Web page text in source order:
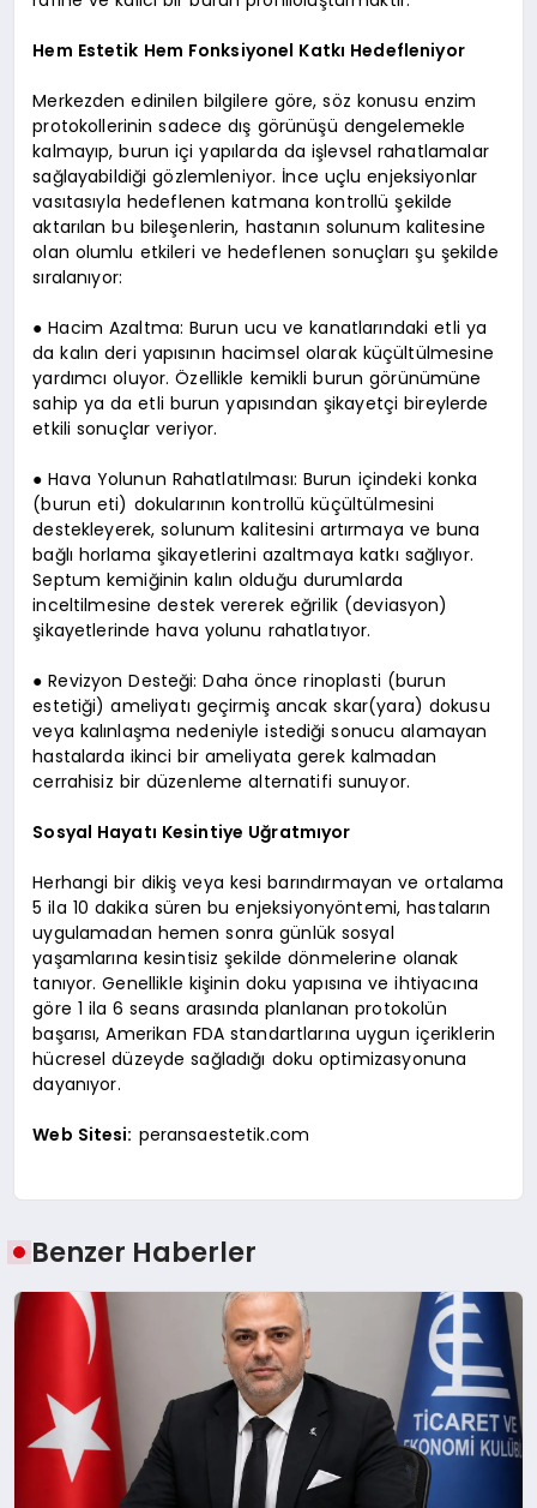
Hem Estetik Hem Fonksiyonel Katkı Hedefleniyor
Merkezden edinilen bilgilere göre, söz konusu enzim
protokollerinin sadece dış görünüşü dengelemekle
kalmayıp, burun içi yapılarda da işlevsel rahatlamalar
sağlayabildiği gözlemleniyor. İnce uçlu enjeksiyonlar
vasıtasıyla hedeflenen katmana kontrollü şekilde
aktarılan bu bileşenlerin, hastanın solunum kalitesine
olan olumlu etkileri ve hedeflenen sonuçları şu şekilde
sıralanıyor:
● Hacim Azaltma: Burun ucu ve kanatlarındaki etli ya
da kalın deri yapısının hacimsel olarak küçültülmesine
yardımcı oluyor. Özellikle kemikli burun görünümüne
sahip ya da etli burun yapısından şikayetçi bireylerde
etkili sonuçlar veriyor.
● Hava Yolunun Rahatlatılması: Burun içindeki konka
(burun eti) dokularının kontrollü küçültülmesini
destekleyerek, solunum kalitesini artırmaya ve buna
bağlı horlama şikayetlerini azaltmaya katkı sağlıyor.
Septum kemiğinin kalın olduğu durumlarda
inceltilmesine destek vererek eğrilik (deviasyon)
şikayetlerinde hava yolunu rahatlatıyor.
● Revizyon Desteği: Daha önce rinoplasti (burun
estetiği) ameliyatı geçirmiş ancak skar(yara) dokusu
veya kalınlaşma nedeniyle istediği sonucu alamayan
hastalarda ikinci bir ameliyata gerek kalmadan
cerrahisiz bir düzenleme alternatifi sunuyor.
Sosyal Hayatı Kesintiye Uğratmıyor
Herhangi bir dikiş veya kesi barındırmayan ve ortalama
5 ila 10 dakika süren bu enjeksiyonyöntemi, hastaların
uygulamadan hemen sonra günlük sosyal
yaşamlarına kesintisiz şekilde dönmelerine olanak
tanıyor. Genellikle kişinin doku yapısına ve ihtiyacına
göre 1 ila 6 seans arasında planlanan protokolün
başarısı, Amerikan FDA standartlarına uygun içeriklerin
hücresel düzeyde sağladığı doku optimizasyonuna
dayanıyor.
Web Sitesi: peransaestetik.com
Benzer Haberler